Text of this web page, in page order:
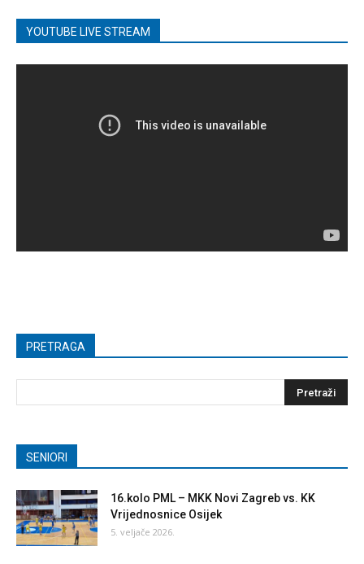
YOUTUBE LIVE STREAM
PRETRAGA
SENIORI
16.kolo PML – MKK Novi Zagreb vs. KK
Vrijednosnice Osijek
5. veljače 2026.